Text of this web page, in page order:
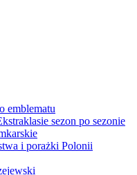
emblematu
sezon po sezonie
i porażki Polonii